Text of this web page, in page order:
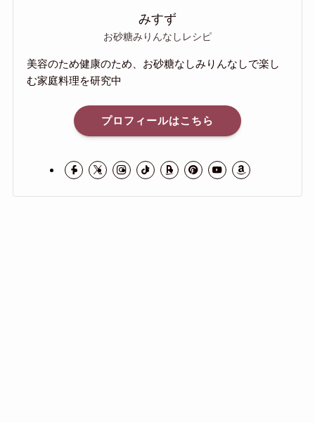
みすず
お砂糖みりんなしレシピ
美容のため健康のため、お砂糖なしみりんなしで楽し
む家庭料理を研究中
プロフィールはこちら